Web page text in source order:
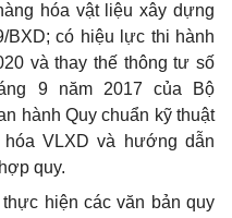
hóa vật liệu xây dựng
BXD; có hiệu lực thi hành
và thay thế thông tư số
9 năm 2017 của Bộ
hành Quy chuẩn kỹ thuật
VLXD và hướng dẫn
quy.
hiện các văn bản quy